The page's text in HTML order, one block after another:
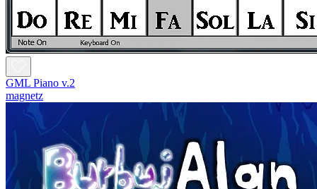
GML Piano v.2
magnetz